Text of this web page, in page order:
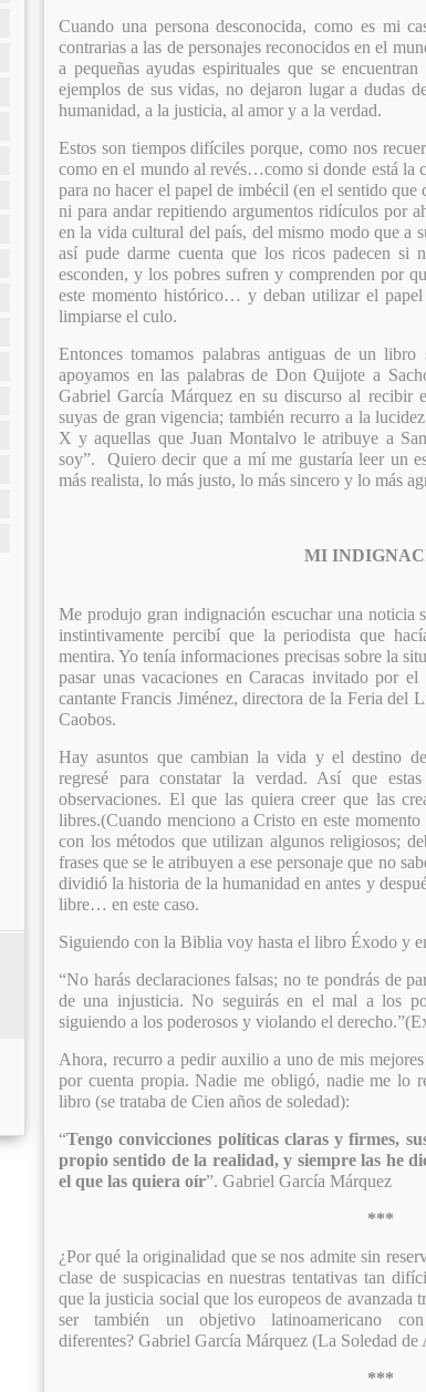
Cuando una persona desconocida, como es mi
contrarias a las de personajes reconocidos en el
a pequeñas ayudas espirituales que se
ejemplos de sus vidas, no dejaron lugar a dudas
humanidad, a la justicia, al amor y a la verdad.
Estos son tiempos difíciles porque, como nos
como en el mundo al revés…como si donde está
para no hacer el papel de imbécil (en el sentido
ni para andar repitiendo argumentos ridículos por
en la vida cultural del país, del mismo modo que a
así pude darme cuenta que los ricos padecen si
esconden, y los pobres sufren y comprenden por
este momento histórico… y deban utilizar el
limpiarse el culo.
Entonces tomamos palabras antiguas de un
apoyamos en las palabras de Don Quijote a
Gabriel García Márquez en su discurso al recibir
suyas de gran vigencia; también recurro a la
X y aquellas que Juan Montalvo le atribuye a
soy”. Quiero decir que a mí me gustaría leer un
más realista, lo más justo, lo más sincero y lo más
MI
Me produjo gran indignación escuchar una noticia
instintivamente percibí que la periodista que
mentira. Yo tenía informaciones precisas sobre la
pasar unas vacaciones en Caracas invitado por
cantante Francis Jiménez, directora de la Feria del
Caobos.
Hay asuntos que cambian la vida y el destino
regresé para constatar la verdad. Así que
observaciones. El que las quiera creer que las
libres.(Cuando menciono a Cristo en este
con los métodos que utilizan algunos religiosos;
frases que se le atribuyen a ese personaje que no
dividió la historia de la humanidad en antes y
libre… en este caso.
Siguiendo con la Biblia voy hasta el libro Éxodo y
“No harás declaraciones falsas; no te pondrás de
de una injusticia. No seguirás en el mal a los
siguiendo a los poderosos y violando el derecho.”
Ahora, recurro a pedir auxilio a uno de mis
por cuenta propia. Nadie me obligó, nadie me lo
libro (se trataba de Cien años de soledad):
“Tengo convicciones políticas claras y firmes,
propio sentido de la realidad, y siempre las he
el que las quiera oír”. Gabriel García Márquez
***
¿Por qué la originalidad que se nos admite sin
clase de suspicacias en nuestras tentativas tan
que la justicia social que los europeos de avanzada
ser también un objetivo latinoamericano
diferentes? Gabriel García Márquez (La Soledad de
***